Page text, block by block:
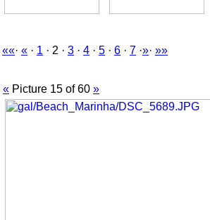
««· « · 1 · 2 · 3 · 4 · 5 · 6 · 7 ·»· »»
« Picture 15 of 60 »